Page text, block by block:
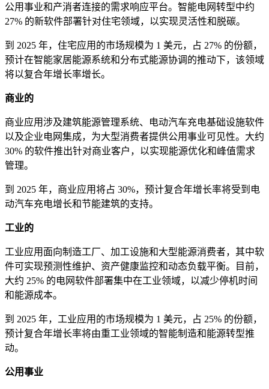
公用事业和产消者连接的需求响应平台。智能电网转型中约
27% 的新软件部署针对住宅领域，以实现灵活性和脱碳。
到 2025 年，住宅应用的市场规模为 1 美元，占 27% 的份额，
预计在智能家居能源系统和分布式能源协调的推动下，该领域
将以复合年增长率增长。
商业的
商业应用涉及建筑能源管理系统、电动汽车充电基础设施软件
以及企业电网集成，为大型消费者提供公用事业可见性。大约
30% 的软件推出针对商业客户，以实现能源优化和峰值需求
管理。
到 2025 年，商业应用将占 30%，预计复合年增长率将受到电
动汽车充电增长和节能建筑的支持。
工业的
工业应用面向制造工厂、加工设施和大型能源消费者，其中软
件可实现预测性维护、资产健康监控和动态负载平衡。目前，
大约 25% 的电网软件部署集中在工业领域，以减少停机时间
和能源成本。
到 2025 年，工业应用的市场规模为 1 美元，占 25% 的份额，
预计复合年增长率将由重工业领域的智能制造和能源转型推
动。
公用事业